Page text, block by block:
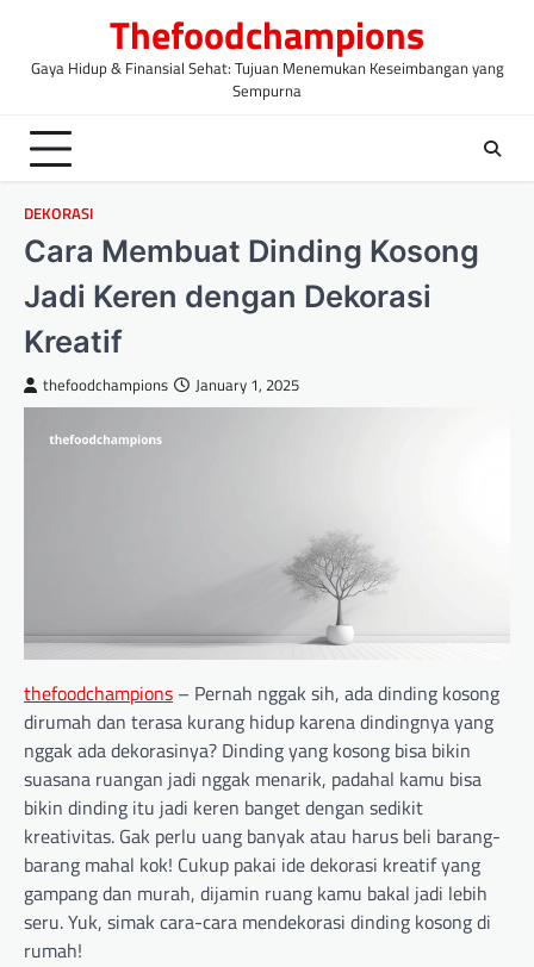
content
Thefoodchampions
Gaya Hidup & Finansial Sehat: Tujuan Menemukan Keseimbangan yang
Sempurna
DEKORASI
Cara Membuat Dinding Kosong
Jadi Keren dengan Dekorasi
Kreatif
thefoodchampions January 1, 2025
thefoodchampions – Pernah nggak sih, ada dinding kosong
dirumah dan terasa kurang hidup karena dindingnya yang
nggak ada dekorasinya? Dinding yang kosong bisa bikin
suasana ruangan jadi nggak menarik, padahal kamu bisa
bikin dinding itu jadi keren banget dengan sedikit
kreativitas. Gak perlu uang banyak atau harus beli barang-
barang mahal kok! Cukup pakai ide dekorasi kreatif yang
gampang dan murah, dijamin ruang kamu bakal jadi lebih
seru. Yuk, simak cara-cara mendekorasi dinding kosong di
rumah!